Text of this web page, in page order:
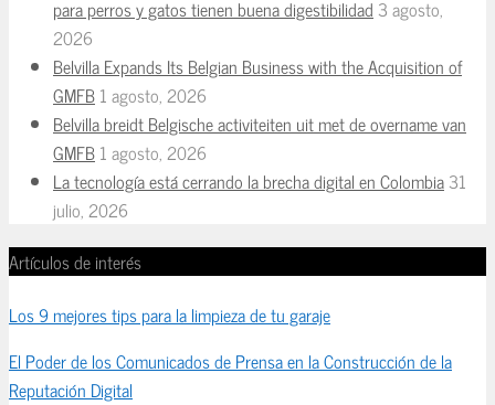
para perros y gatos tienen buena digestibilidad 3 agosto,
2026
Belvilla Expands Its Belgian Business with the Acquisition of
GMFB1 agosto, 2026
Belvilla breidt Belgische activiteiten uit met de overname van
GMFB1 agosto, 2026
La tecnología está cerrando la brecha digital en Colombia31
julio, 2026
Artículos de interés
Los 9 mejores tips para la limpieza de tu garaje
El Poder de los Comunicados de Prensa en la Construcción de la
Reputación Digital